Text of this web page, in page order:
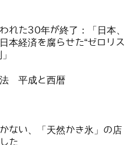
れた30年が終了：「日本、
本経済を腐らせた“ゼロリス
平成と西暦
ない、「天然かき氷」の店
た